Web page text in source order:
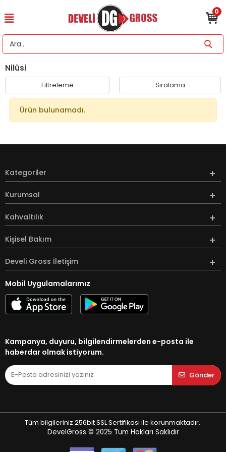
0
Nilüsi
Filtreleme Sıralama
Ürün bulunamadı.
Kategoriler
Kurumsal
Kahvaltılık
Kişisel Bakım
Develi Gross İletişim
Mobil Uygulamalarımız
Kampanya, duyuru, bilgilendirmelerden e-posta ile
haberdar olmak istiyorum.
Gönder
Tüm bilgileriniz 256bit SSL Sertifikası ile korunmaktadır.
DevelGross © 2025 Tüm Hakları Saklıdır